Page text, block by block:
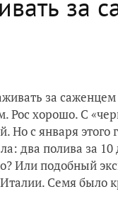
за
за
Рос хорошо. С
Но с января
два полива за
Или подобный
Семя было